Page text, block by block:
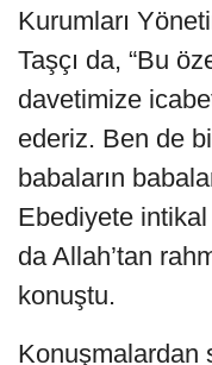
Kurumları
Taşçı da, “Bu
davetimize
ederiz. Ben de
babaların
Ebediyete intikal
da Allah’tan
konuştu.
Konuşmalardan